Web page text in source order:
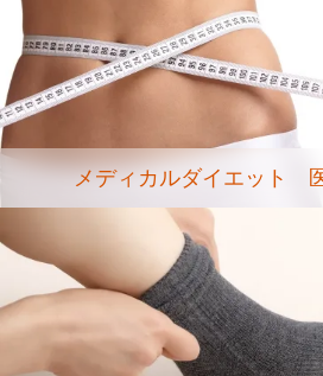
メディカルダイエット